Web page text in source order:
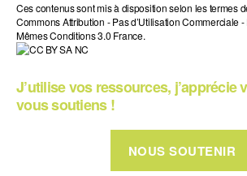
Ces contenus sont mis à disposition selon les termes
Commons Attribution - Pas d’Utilisation Commerciale
Mêmes Conditions 3.0 France.
J’utilise vos ressources, j’apprécie
vous soutiens !
NOUS SOUTENIR